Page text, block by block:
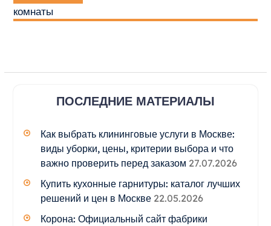
комнаты
ПОСЛЕДНИЕ МАТЕРИАЛЫ
Как выбрать клининговые услуги в Москве:
виды уборки, цены, критерии выбора и что
важно проверить перед заказом 27.07.2026
Купить кухонные гарнитуры: каталог лучших
решений и цен в Москве 22.05.2026
Корона: Официальный сайт фабрики